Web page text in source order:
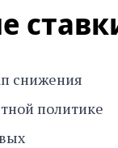
снижения
политике